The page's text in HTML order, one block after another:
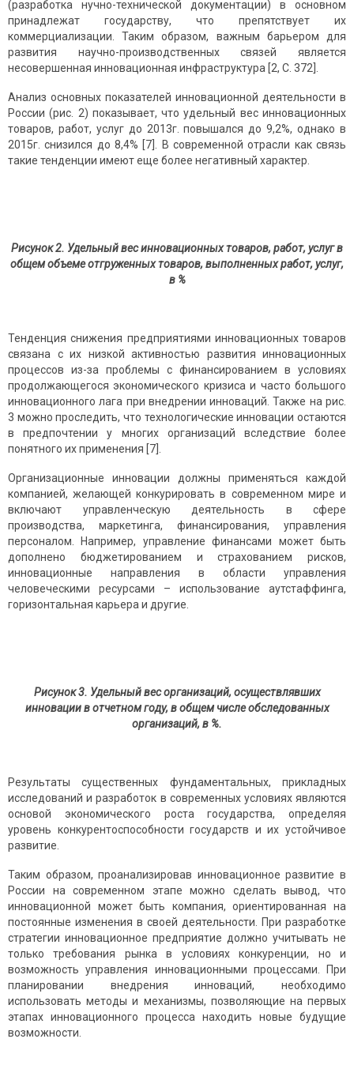
(разработка нучно-технической документации) в основном
принадлежат государству, что препятствует их
коммерциализации. Таким образом, важным барьером для
развития научно-производственных связей является
несовершенная инновационная инфраструктура [2, С. 372].
Анализ основных показателей инновационной деятельности в
России (рис. 2) показывает, что удельный вес инновационных
товаров, работ, услуг до 2013г. повышался до 9,2%, однако в
2015г. снизился до 8,4% [7]. В современной отрасли как связь
такие тенденции имеют еще более негативный характер.
Рисунок 2. Удельный вес инновационных товаров, работ, услуг в
общем объеме отгруженных товаров, выполненных работ, услуг,
в %
Тенденция снижения предприятиями инновационных товаров
связана с их низкой активностью развития инновационных
процессов из-за проблемы с финансированием в условиях
продолжающегося экономического кризиса и часто большого
инновационного лага при внедрении инноваций. Также на рис.
3 можно проследить, что технологические инновации остаются
в предпочтении у многих организаций вследствие более
понятного их применения [7].
Организационные инновации должны применяться каждой
компанией, желающей конкурировать в современном мире и
включают управленческую деятельность в сфере
производства, маркетинга, финансирования, управления
персоналом. Например, управление финансами может быть
дополнено бюджетированием и страхованием рисков,
инновационные направления в области управления
человеческими ресурсами – использование аутстаффинга,
горизонтальная карьера и другие.
Рисунок 3. Удельный вес организаций, осуществлявших
инновации в отчетном году, в общем числе обследованных
организаций, в %.
Результаты существенных фундаментальных, прикладных
исследований и разработок в современных условиях являются
основой экономического роста государства, определяя
уровень конкурентоспособности государств и их устойчивое
развитие.
Таким образом, проанализировав инновационное развитие в
России на современном этапе можно сделать вывод, что
инновационной может быть компания, ориентированная на
постоянные изменения в своей деятельности. При разработке
стратегии инновационное предприятие должно учитывать не
только требования рынка в условиях конкуренции, но и
возможность управления инновационными процессами. При
планировании внедрения инноваций, необходимо
использовать методы и механизмы, позволяющие на первых
этапах инновационного процесса находить новые будущие
возможности.